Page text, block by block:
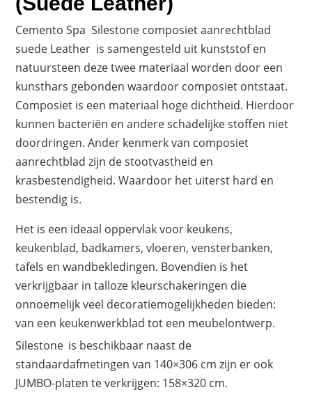
Cemento Spa Silestone composiet aanrechtblad
suede Leather is samengesteld uit kunststof en
natuursteen deze twee materiaal worden door een
kunsthars gebonden waardoor composiet ontstaat.
Composiet is een materiaal hoge dichtheid. Hierdoor
kunnen bacteriën en andere schadelijke stoffen niet
doordringen. Ander kenmerk van composiet
aanrechtblad zijn de stootvastheid en
krasbestendigheid. Waardoor het uiterst hard en
bestendig is.
Het is een ideaal oppervlak voor keukens,
keukenblad, badkamers, vloeren, vensterbanken,
tafels en wandbekledingen. Bovendien is het
verkrijgbaar in talloze kleurschakeringen die
onnoemelijk veel decoratiemogelijkheden bieden:
van een keukenwerkblad tot een meubelontwerp.
Silestone is beschikbaar naast de
standaardafmetingen van 140×306 cm zijn er ook
JUMBO-platen te verkrijgen: 158×320 cm.